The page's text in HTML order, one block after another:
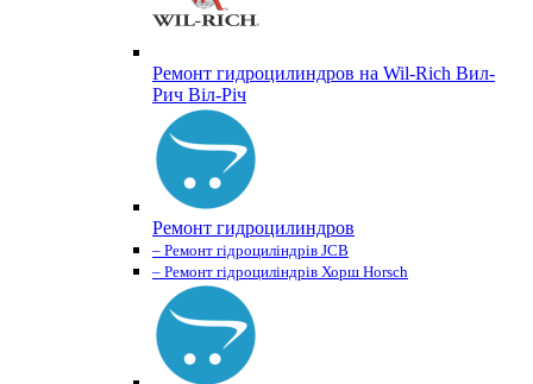
Ремонт гидроцилиндров на Wil-Rich Вил-
Рич Віл-Річ
Ремонт гидроцилиндров
– Ремонт гідроциліндрів JCB
– Ремонт гідроциліндрів Хорш Horsch